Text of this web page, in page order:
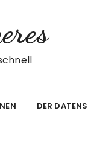
DER